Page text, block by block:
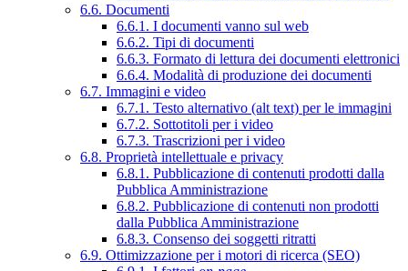
6.6. Documenti
6.6.1. I documenti vanno sul web
6.6.2. Tipi di documenti
6.6.3. Formato di lettura dei documenti elettronici
6.6.4. Modalità di produzione dei documenti
6.7. Immagini e video
6.7.1. Testo alternativo (alt text) per le immagini
6.7.2. Sottotitoli per i video
6.7.3. Trascrizioni per i video
6.8. Proprietà intellettuale e privacy
6.8.1. Pubblicazione di contenuti prodotti dalla
Pubblica Amministrazione
6.8.2. Pubblicazione di contenuti non prodotti
dalla Pubblica Amministrazione
6.8.3. Consenso dei soggetti ritratti
6.9. Ottimizzazione per i motori di ricerca (SEO)